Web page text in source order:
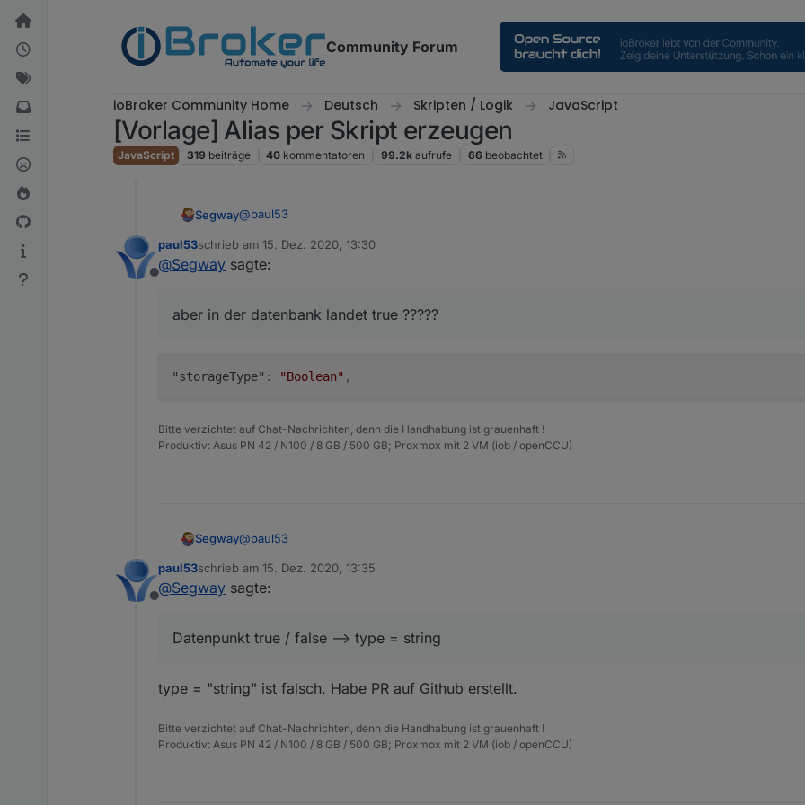
Weiter zum Inhalt
Community Forum
ioBroker Community Home Deutsch Skripten / Logik JavaScript
[Vorlage] Alias per Skript erzeugen
JavaScript 319 beiträge 40 kommentatoren 99.2k aufrufe 66 beobachtet
Segway@paul53
Ja das weiss ich. Ich habs nun nochmal komplett neu gemacht, allerdings wird mir in der Übersicht
datenbank landet true ?????
iobroker InfluxDB:
{
    "name": "VM Influx",
    "desc": "per Script erstellt",
    "custom": {
        "enabled": true,
        "changesOnly": true,
        "retention": 0,
        "storageType": "Boolean",
      },
      "linkeddevices.0": {
Offline
paul53schrieb am 15. Dez. 2020, 13:30
zuletzt editiert von
@Segway sagte:
aber in der datenbank landet true ?????
"storageType" : "Boolean" ,
Bitte verzichtet auf Chat-Nachrichten, denn die Handhabung ist grauenhaft !
Produktiv: Asus PN 42 / N100 / 8 GB / 500 GB; Proxmox mit 2 VM (iob / openCCU)
Segway@paul53
Mal eine Frage zu deinem Skript:
Ich möchte nun einen Alias erzeugen der bei true dann 1 liefert und bei false 0 (dürfte dann type =
Offline
paul53schrieb am 15. Dez. 2020, 13:35
zuletzt editiert von
@Segway sagte:
Datenpunkt true / false --> type = string
type = "string" ist falsch. Habe PR auf Github erstellt.
Bitte verzichtet auf Chat-Nachrichten, denn die Handhabung ist grauenhaft !
Produktiv: Asus PN 42 / N100 / 8 GB / 500 GB; Proxmox mit 2 VM (iob / openCCU)